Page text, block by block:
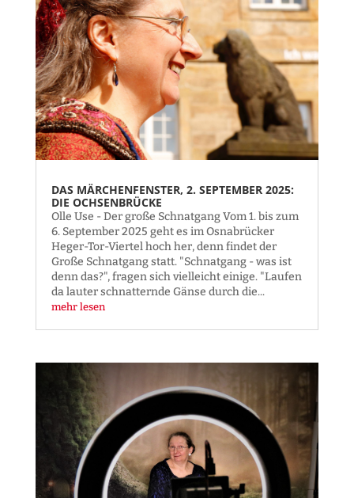
DAS MÄRCHENFENSTER, 2. SEPTEMBER 2025:
DIE OCHSENBRÜCKE
Olle Use - Der große Schnatgang Vom 1. bis zum
6. September 2025 geht es im Osnabrücker
Heger-Tor-Viertel hoch her, denn findet der
Große Schnatgang statt. "Schnatgang - was ist
denn das?", fragen sich vielleicht einige. "Laufen
da lauter schnatternde Gänse durch die...
mehr lesen